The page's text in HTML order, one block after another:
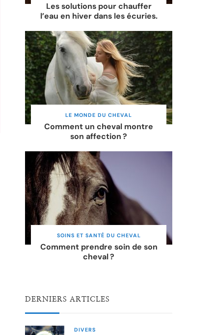
Les solutions pour chauffer
l’eau en hiver dans les écuries.
LE MONDE DU CHEVAL
Comment un cheval montre
son affection ?
SOINS ET SANTÉ DU CHEVAL
Comment prendre soin de son
cheval ?
DERNIERS ARTICLES
DIVERS